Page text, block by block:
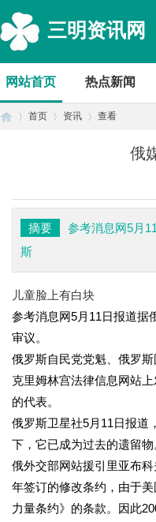
三明资讯网
网站首页 热点新闻
首页 资讯 查看
俄
摘要
参考消息网5月
斯
儿童脸上有白块
参考消息网5月11日报道据
审议。
俄罗斯自民党党魁、俄罗
克里姆林宫法律信息网站
的代表。
俄罗斯卫星社5月11日报道
下，它已成为过去的遗留物
俄外交部网站援引里亚布
年签订的修改条约，由于
力量条约》的条款。因此